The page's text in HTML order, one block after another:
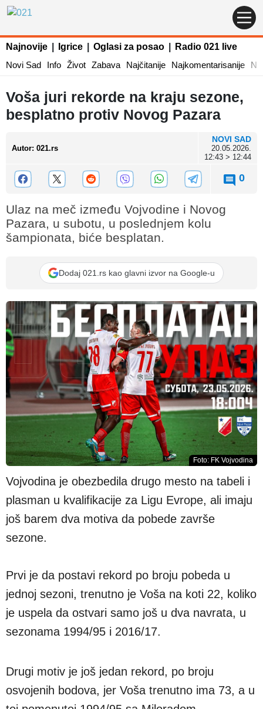
Najnovije Igrice Oglasi za posao
Radio 021 live
Novi Sad
Info Život Zabava Najčitanije Najkomentarisanije
Voša juri rekorde na kraju sezone,
besplatno protiv Novog Pazara
Autor: 021.rs
NOVI SAD
20.05.2026.
12:43 > 12:44
0
Ulaz na meč između Vojvodine i Novog
Pazara, u subotu, u poslednjem kolu
šampionata, biće besplatan.
Dodaj 021.rs kao glavni izvor na Google-u
Foto: FK Vojvodina
Vojvodina je obezbedila drugo mesto na tabeli i
plasman u kvalifikacije za Ligu Evrope, ali imaju
još barem dva motiva da pobede završe
sezone.
Prvi je da postavi rekord po broju pobeda u
jednoj sezoni, trenutno je Voša na koti 22, koliko
je uspela da ostvari samo još u dva navrata, u
sezonama 1994/95 i 2016/17.
Drugi motiv je još jedan rekord, po broju
osvojenih bodova, jer Voša trenutno ima 73, a u